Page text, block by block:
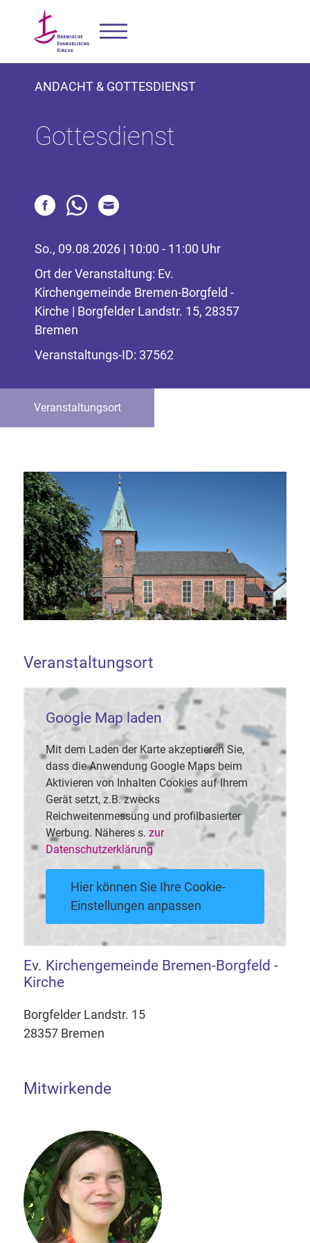
ANDACHT & GOTTESDIENST
Gottesdienst
So., 09.08.2026 | 10:00 - 11:00 Uhr
Ort der Veranstaltung: Ev.
Kirchengemeinde Bremen-Borgfeld -
Kirche | Borgfelder Landstr. 15, 28357
Bremen
Veranstaltungs-ID: 37562
Veranstaltungsort
Veranstaltungsort
Google Map laden
Mit dem Laden der Karte akzeptieren Sie,
dass die Anwendung Google Maps beim
Aktivieren von Inhalten Cookies auf Ihrem
Gerät setzt, z.B. zwecks
Reichweitenmessung und profilbasierter
Werbung. Näheres s. zur
Datenschutzerklärung
Hier können Sie Ihre Cookie-
Einstellungen anpassen
Ev. Kirchengemeinde Bremen-Borgfeld -
Kirche
Borgfelder Landstr. 15
28357 Bremen
Mitwirkende